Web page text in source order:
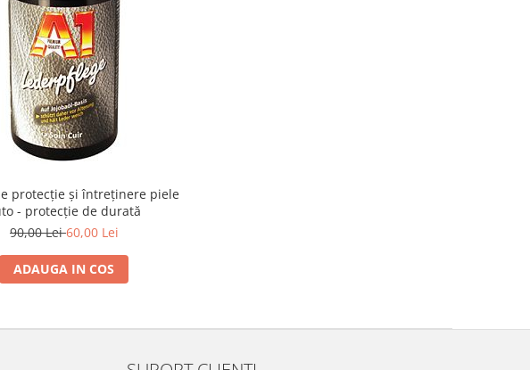
protecție și întreținere piele
- protecție de durată
90,00 Lei60,00 Lei
ADAUGA IN COS